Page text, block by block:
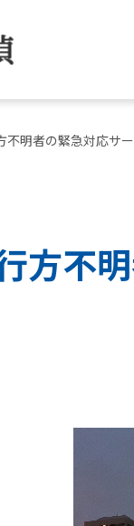
不明者の緊急対応サ
方不